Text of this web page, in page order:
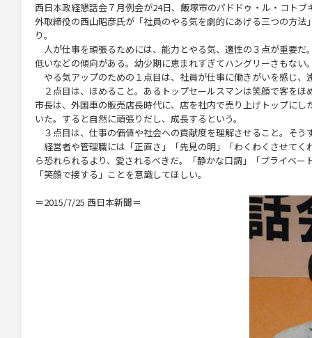
西日本政経懇話会７月例会が24日、飯塚市のパドドゥ・ル・コト
外取締役の西山昭彦氏が「社員のやる気を劇的にあげる三つの方
り。
人が仕事を頑張るためには、能力とやる気、適性の３点が重要だ
低いなどの傾向がある。幼少期に恵まれすぎてハングリーさもな
やる気アップのための１点目は、社員が仕事に働きがいを感じ、
２点目は、ほめること。あるトップセールスマンは笑顔で客をほ
市長は、外国車の販売店長時代に、店を社内で売り上げトップに
いた。すると自然に頑張りだし、成長するという。
３点目は、仕事の価値や社会への貢献度を理解させること。そう
経営者や管理職には「正直さ」「先見の明」「わくわくさせてく
ら恐れられるより、愛されるべきだ。「静かな口調」「プライベ
「笑顔で接する」ことを意識してほしい。
＝2015/7/25 西日本新聞＝